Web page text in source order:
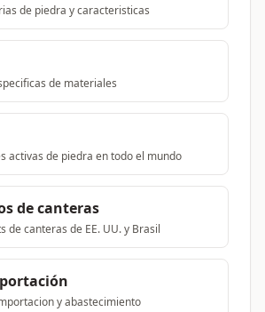
de piedra y caracteristicas
de materiales
activas de piedra en todo el mundo
de canteras
de canteras de EE. UU. y Brasil
y abastecimiento